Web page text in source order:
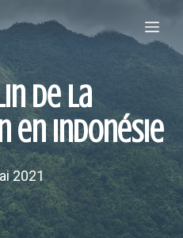
de la
en Indonésie
2021